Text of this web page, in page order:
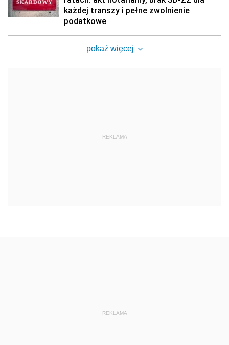
każdej transzy i pełne zwolnienie
podatkowe
pokaż więcej
REKLAMA
REKLAMA